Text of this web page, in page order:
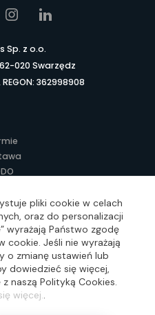
Sp. z o.o.
020 Swarzędz
362998908
Reklamowe
pojęć
pliki cookie w celach
oraz do personalizacji
wyrażają Państwo zgodę
cookie. Jeśli nie wyrażają
o zmianę ustawień lub
dowiedzieć się więcej,
naszą Polityką Cookies.
więcej..